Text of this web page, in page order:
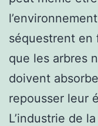
séquestrent en
que les arbres
doivent
repousser leur
L’industrie de